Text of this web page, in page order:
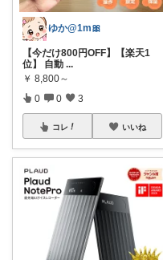
ゆか@1m🎀
【今だけ800円OFF】【楽天1
位】 自動 ...
￥ 8,800～
0 0 3
コレ いいね